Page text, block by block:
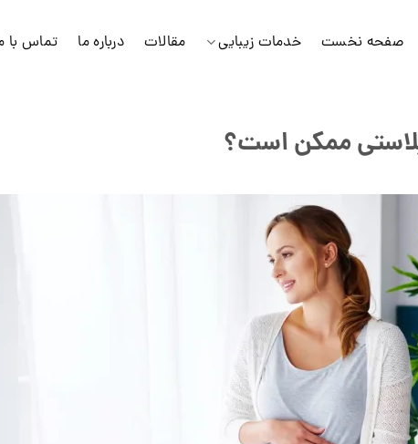
صفحه نخست خدمات زیبایی مقالات درباره ما تماس با
ممکن است؟